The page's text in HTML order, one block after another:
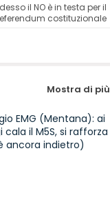
il NO è in testa per il
costituzionale
Mostra di più